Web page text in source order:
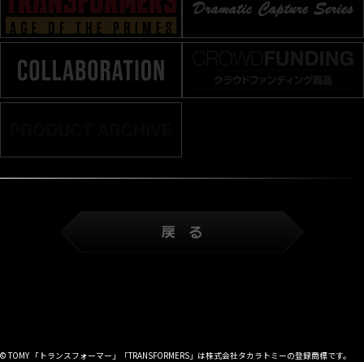
© TOMY 「トランスフォーマー」「TRANSFORMERS」は株式会社タカラトミーの登録商標です。